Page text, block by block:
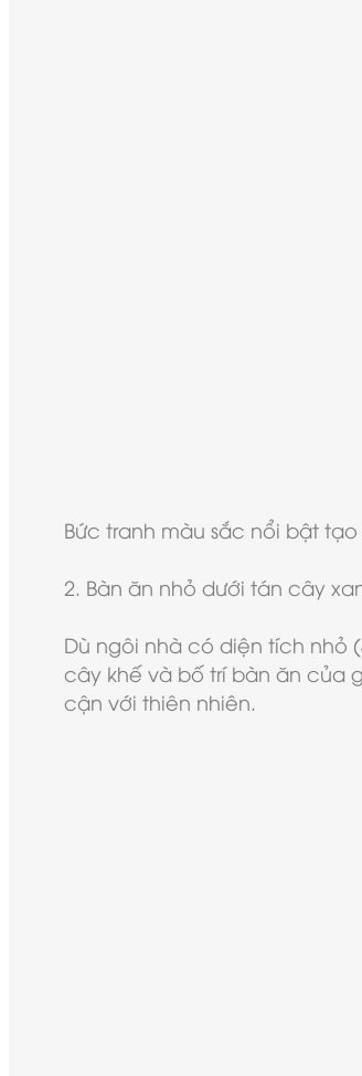
Bức tranh màu sắc nổi bật
2. Bàn ăn nhỏ dưới tán cây
Dù ngôi nhà có diện tích nhỏ
cây khế và bố trí bàn ăn của
cận với thiên nhiên.